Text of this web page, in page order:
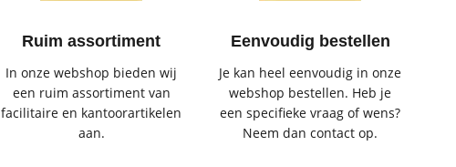
Ruim assortiment
In onze webshop bieden wij
een ruim assortiment van
facilitaire en kantoorartikelen
aan.
Eenvoudig bestellen
Je kan heel eenvoudig in onze
webshop bestellen. Heb je
een specifieke vraag of wens?
Neem dan contact op.